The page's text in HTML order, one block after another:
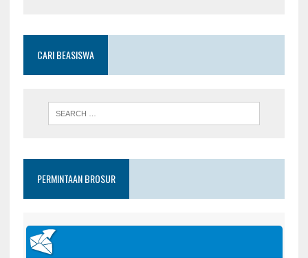
CARI BEASISWA
PERMINTAAN BROSUR